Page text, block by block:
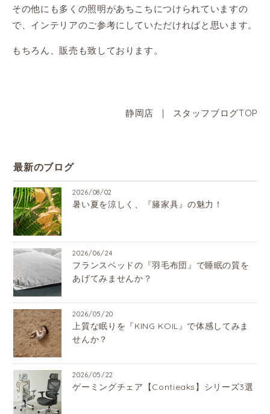
その他にも多くの照明があちこちにつけられていますの
で、インテリアのご参考にしていただければと思います。
もちろん、販売も致しております。
静岡店 | スタッフブログTOP
最新のブログ
2026/08/02
暑い夏を涼しく、『籐家具』の魅力！
2026/06/24
フランスベッドの『羽毛布団』で睡眠の質を
あげてみませんか？
2026/05/20
上質な眠りを『KING KOIL』で体感してみま
せんか？
2026/05/22
ゲーミングチェア【Contieaks】シリーズ3選